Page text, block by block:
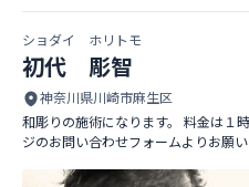
ショダイ ホリトモ
初代 彫智
神奈川県川崎市麻生区
和彫りの施術になります。 料金は１
ジのお問い合わせフォームよりお願い
初代 彫智